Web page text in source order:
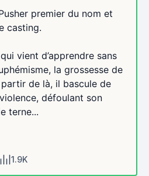
premier du nom et
casting.
vient d’apprendre sans
la grossesse de
de là, il bascule de
défoulant son
terne...
1.9K